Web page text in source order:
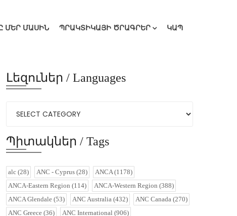
ՄԵՐ ՄԱՍԻՆ ՊՐԱԿՏԻԿԱՅԻ ԾՐԱԳՐԵՐ ԿԱՊ
Լեզուներ / Languages
Պիտակներ / Tags
alc (28) ANC - Cyprus (28) ANCA (1178)
ANCA-Eastern Region (114) ANCA-Western Region (388)
ANCA Glendale (53) ANC Australia (432) ANC Canada (270)
ANC Greece (36) ANC International (906)